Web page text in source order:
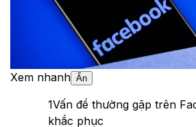
Xem nhanh Ẩn
1Vấn đề thường gặp trên
khắc phục